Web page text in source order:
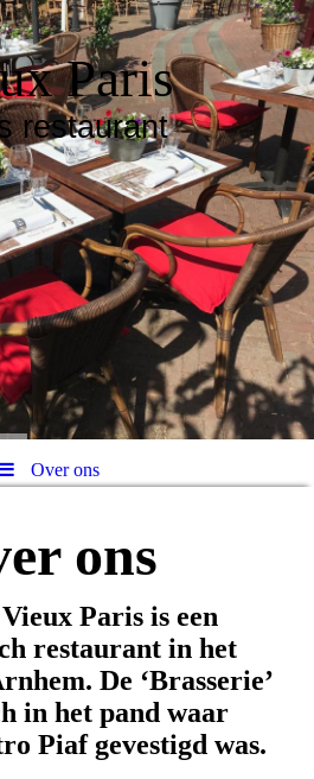
Paris
restaurant
Over ons
ons
Paris is een
restaurant in het
rnhem. De ‘Brasserie’
in het pand waar
Piaf gevestigd was.